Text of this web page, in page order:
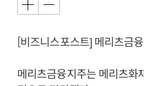
[비즈니스포스트] 메리츠금
메리츠금융지주는 메리츠화